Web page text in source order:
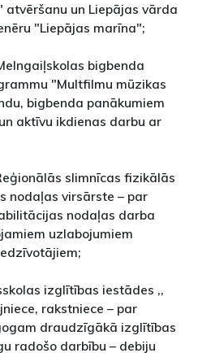
atvēršanu un Liepājas vārda
"Liepājas marīna";
bigbenda
"Multfilmu mūzikas
bigbenda panākumiem
aktīvu ikdienas darbu ar
slimnīcas fizikālās
nodaļas virsārste – par
nodaļas darba
uzlabojumiem
izglītības iestādes ,,
rakstniece – par
draudzīgākā izglītības
radošo darbību – debiju